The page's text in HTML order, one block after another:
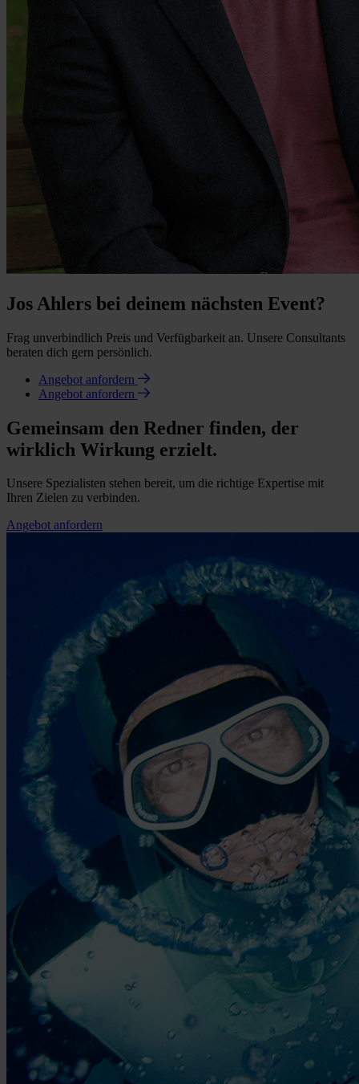
Jos Ahlers bei deinem nächsten Event?
Frag unverbindlich Preis und Verfügbarkeit an. Unsere Consultants
beraten dich gern persönlich.
Angebot anfordern
Angebot anfordern
Gemeinsam den Redner finden, der
wirklich Wirkung erzielt.
Unsere Spezialisten stehen bereit, um die richtige Expertise mit
Ihren Zielen zu verbinden.
Angebot anfordern